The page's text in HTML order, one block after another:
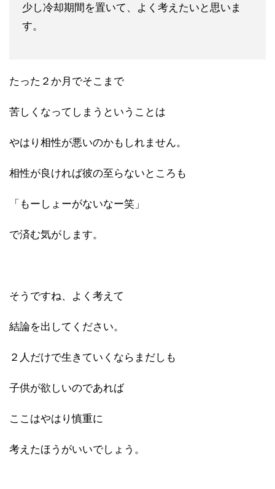
少し冷却期間を置いて、よく考えたいと思いま
す。
たった２か月でそこまで
苦しくなってしまうということは
やはり相性が悪いのかもしれません。
相性が良ければ彼の至らないところも
「もーしょーがないなー笑」
で済む気がします。
そうですね、よく考えて
結論を出してください。
２人だけで生きていくならまだしも
子供が欲しいのであれば
ここはやはり慎重に
考えたほうがいいでしょう。